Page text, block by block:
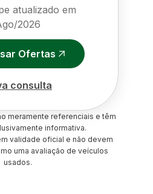
atualizado em
2026
Ofertas
consulta
meramente referenciais e têm
informativa.
validade oficial e não devem
uma avaliação de veículos
usados.